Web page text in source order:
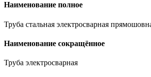
Наименование полное
Труба стальная электросварная
Наименование сокращённое
Труба электросварная